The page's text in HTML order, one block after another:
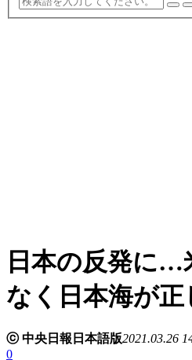
日本の反発に…
なく日本海が
ⓒ 中央日報日本語版2021.03.26
0